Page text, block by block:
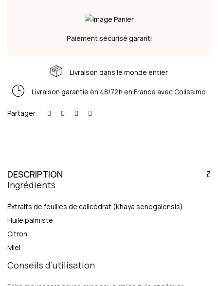
Paiement sécurisé garanti
Livraison dans le monde entier
Livraison garantie en 48/72h en France avec Colissimo
Partager:
DESCRIPTION
Ingrédients
Extraits de feuilles de cailcédrat (Khaya senegalensis)
Huile palmiste
Citron
Miel
Conseils d’utilisation